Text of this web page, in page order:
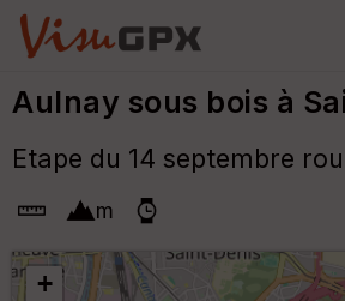
Aulnay sous bois à
Etape du 14 septembre
m
+